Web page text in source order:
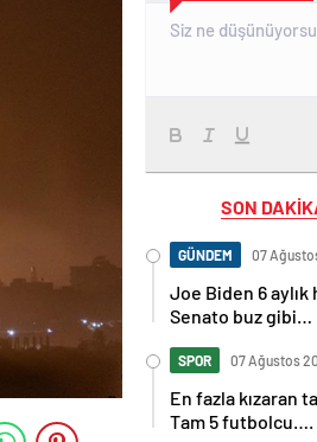
Joe Biden 6 aylık
Senato buz gibi…
En fazla kızaran
Tam 5 futbolcu….